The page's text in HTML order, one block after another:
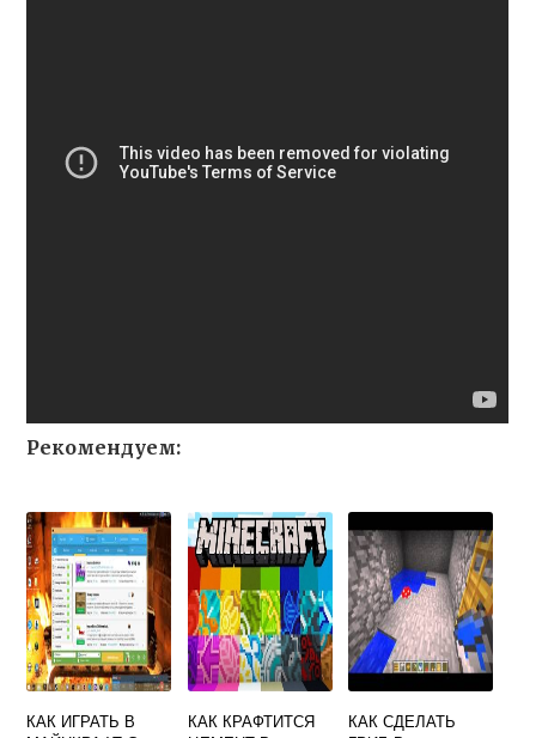
Рекомендуем:
КАК ИГРАТЬ В
КАК КРАФТИТСЯ
КАК СДЕЛАТЬ